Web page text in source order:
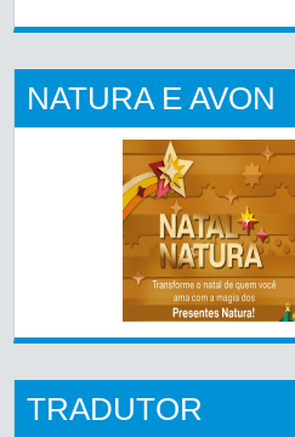
NATURA E AVON
TRADUTOR